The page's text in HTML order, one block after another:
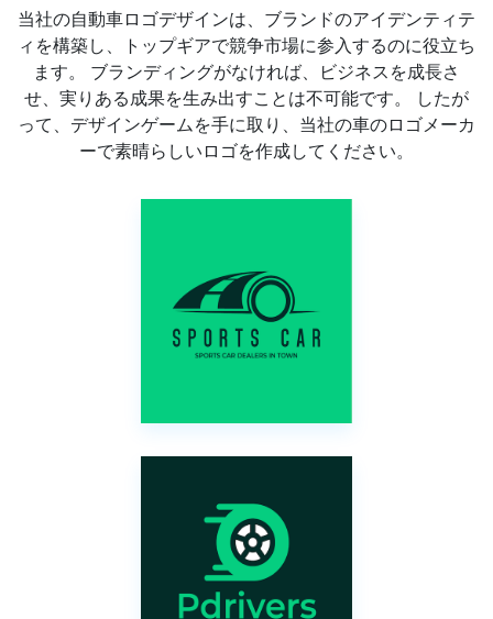
当社の自動車ロゴデザインは、ブランドのアイデンティテ
ィを構築し、トップギアで競争市場に参入するのに役立ち
ます。 ブランディングがなければ、ビジネスを成長さ
せ、実りある成果を生み出すことは不可能です。 したが
って、デザインゲームを手に取り、当社の車のロゴメーカ
ーで素晴らしいロゴを作成してください。